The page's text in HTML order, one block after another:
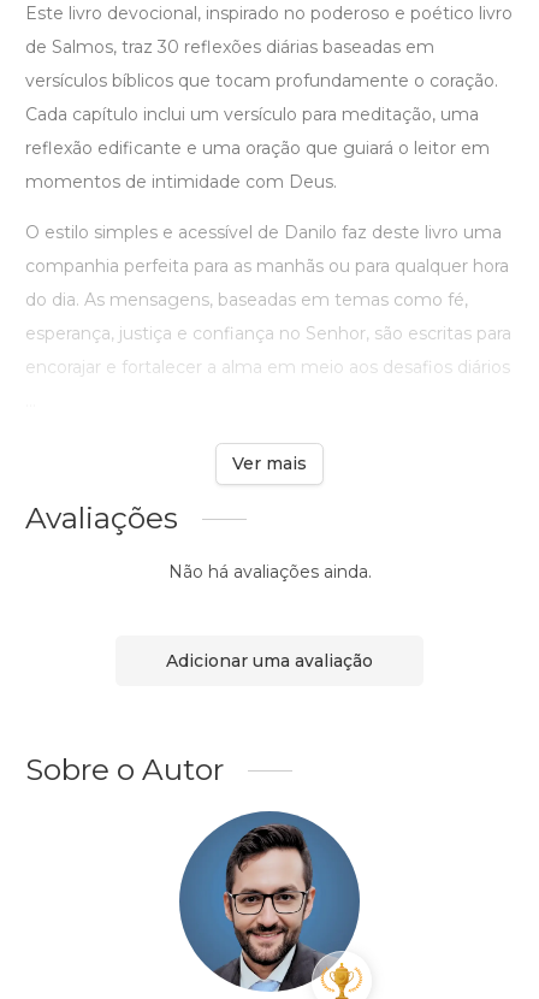
Este livro devocional, inspirado no poderoso e poético livro
de Salmos, traz 30 reflexões diárias baseadas em
versículos bíblicos que tocam profundamente o coração.
Cada capítulo inclui um versículo para meditação, uma
reflexão edificante e uma oração que guiará o leitor em
momentos de intimidade com Deus.
O estilo simples e acessível de Danilo faz deste livro uma
companhia perfeita para as manhãs ou para qualquer hora
do dia. As mensagens, baseadas em temas como fé,
esperança, justiça e confiança no Senhor, são escritas para
encorajar e fortalecer a alma em meio aos desafios diários
Ver mais
Avaliações
Não há avaliações ainda.
Adicionar uma avaliação
Sobre o Autor